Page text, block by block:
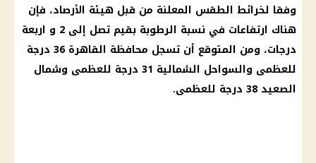
وفقا لخرائط الطقس المعلنة من قبل هيئة الأرصاد، فإن
هناك ارتفاعات في نسبة الرطوبة بقيم تصل إلى 2 و اربعة
درجات، ومن المتوقع أن تسجل محافظة القاهرة 36 درجة
للعظمى والسواحل الشمالية 31 درجة للعظمى وشمال
الصعيد 38 درجة للعظمى.